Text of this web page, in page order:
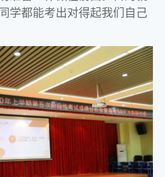
学都能考出对得起我们自己